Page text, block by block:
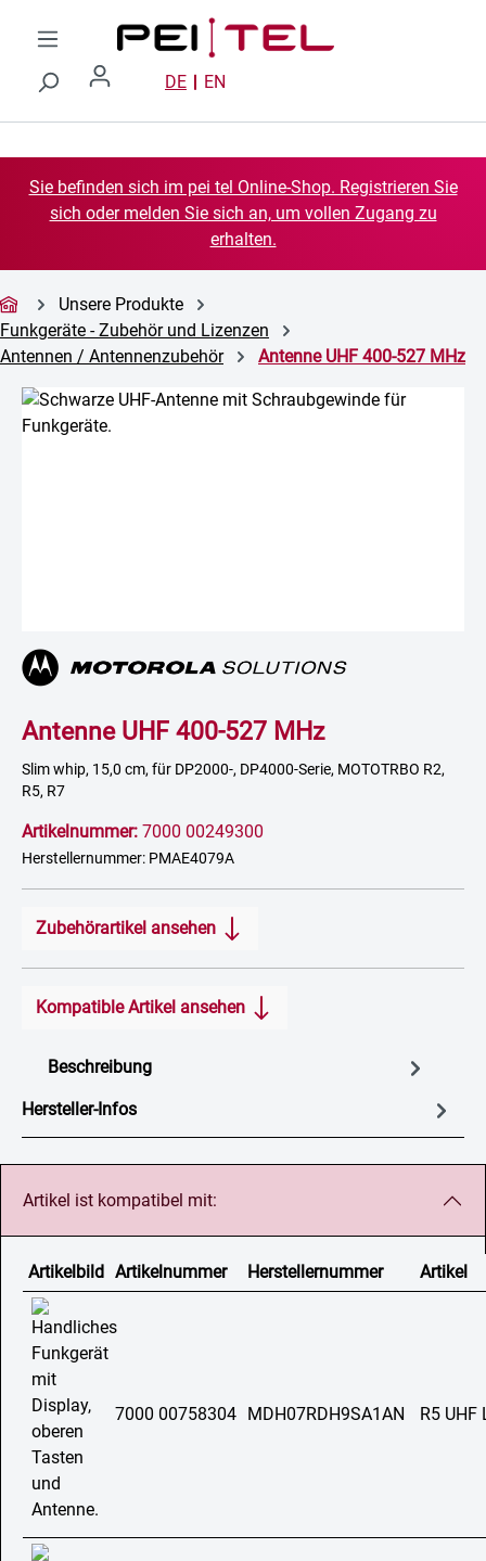
Zum Hauptinhalt springen
DE EN
Sie befinden sich im pei tel Online-Shop. Registrieren Sie
sich oder melden Sie sich an, um vollen Zugang zu
erhalten.
Unsere Produkte
Funkgeräte - Zubehör und Lizenzen
Antennen / Antennenzubehör
Antenne UHF 400-527 MHz
Bildergalerie überspringen
Antenne UHF 400-527 MHz
Slim whip, 15,0 cm, für DP2000-, DP4000-Serie, MOTOTRBO R2,
R5, R7
Artikelnummer: 7000 00249300
Herstellernummer: PMAE4079A
Zubehörartikel ansehen
Kompatible Artikel ansehen
Beschreibung
Hersteller-Infos
Artikel ist kompatibel mit:
Artikelbild Artikelnummer Herstellernummer Artikel
7000 00758304 MDH07RDH9SA1AN R5 UHF